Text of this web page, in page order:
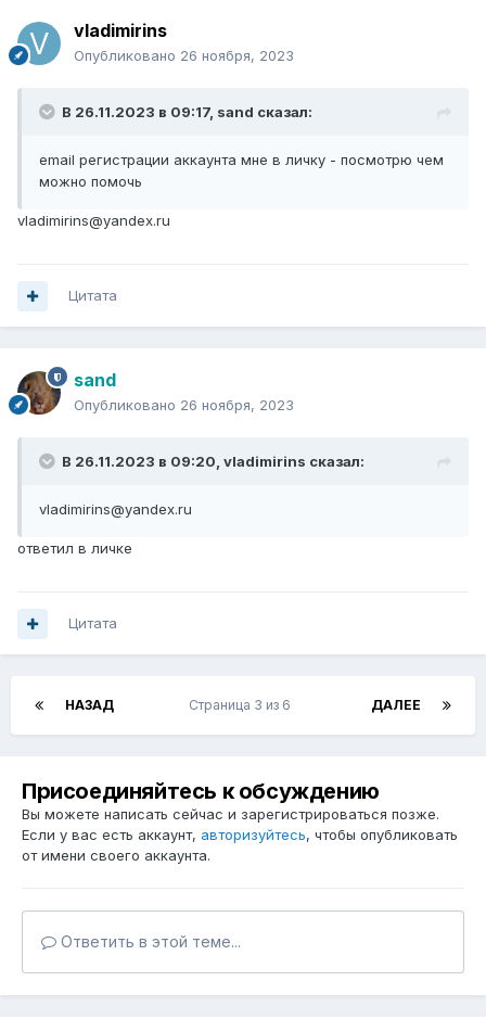
vladimirins
Опубликовано 26 ноября, 2023
В 26.11.2023 в 09:17, sand сказал:
email регистрации аккаунта мне в личку - посмотрю чем
можно помочь
vladimirins@yandex.ru
Цитата
sand
Опубликовано 26 ноября, 2023
В 26.11.2023 в 09:20, vladimirins сказал:
vladimirins@yandex.ru
ответил в личке
Цитата
НАЗАД ДАЛЕЕ
Страница 3 из 6
Присоединяйтесь к обсуждению
Вы можете написать сейчас и зарегистрироваться позже.
Если у вас есть аккаунт, авторизуйтесь, чтобы опубликовать
от имени своего аккаунта.
Ответить в этой теме...